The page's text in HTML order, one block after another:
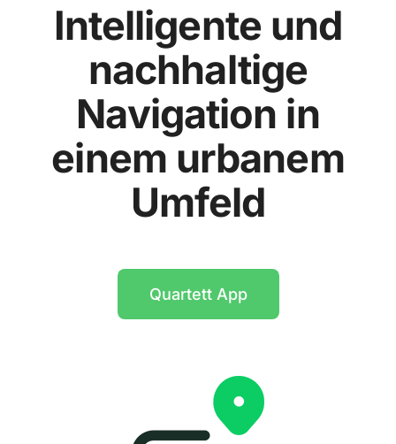
Intelligente und
nachhaltige
Navigation in
einem urbanem
Umfeld
Quartett App